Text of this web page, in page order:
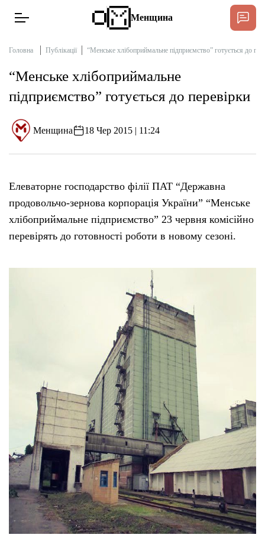
Новини
Інтерв’ю
Публікації
Про нас
Рекламні прайси
Підтримати «місцевих»
Редакційна політика
Етичний кодекс
Підтримати
Менщина
Головна Публікації “Менське хлібоприймальне підприємство” готується до
“Менське хлібоприймальне
підприємство” готується до перевірки
Менщина 18 Чер 2015 | 11:24
Елеваторне господарство філії ПАТ “Державна
продовольчо-зернова корпорація України” “Менське
хлібоприймальне підприємство” 23 червня комісійно
перевірять до готовності роботи в новому сезоні.